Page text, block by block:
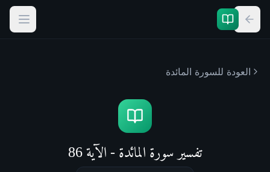
العودة للسورة المائدة
تفسير سورة المائدة - الآية 86